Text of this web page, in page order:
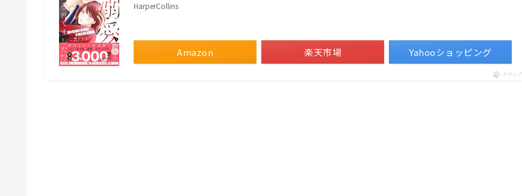
HarperCollins
Amazon 楽天市場 Yahooショッピング
ポチップ